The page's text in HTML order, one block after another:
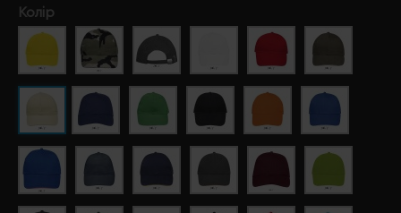
Колір